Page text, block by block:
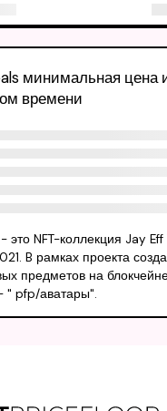
минимальная цена
времени
это NFT-коллекция Jay Eff
B рамках проекта
предметов на
" pfp/аватары".